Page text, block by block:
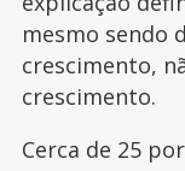
mesmo sendo
crescimento,
crescimento.
Cerca de 25